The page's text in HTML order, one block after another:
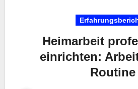
Heimarbeit
einrichten:
Routine